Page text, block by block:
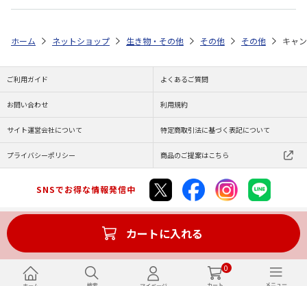
0
カートに入れる
ホーム ネットショップ 生き物・その他 その他 その他 キャ
ご利用ガイド よくあるご質問
お問い合わせ 利用規約
サイト運営会社について 特定商取引法に基づく表記について
プライバシーポリシー 商品のご提案はこちら
SNSでお得な情報発信中